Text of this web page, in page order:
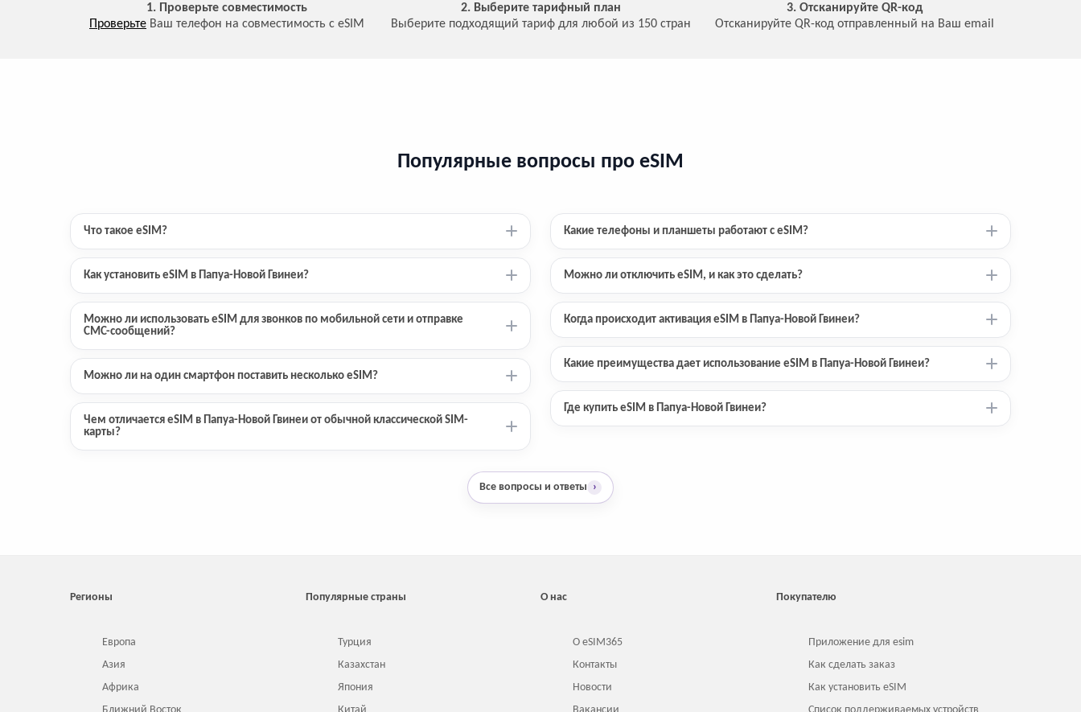
1. Проверьте совместимость
Проверьте Ваш телефон на совместимость с eSIM
2. Выберите тарифный план
Выберите подходящий тариф для любой из 150 стран
3. Отсканируйте QR-код
Отсканируйте QR-код отправленный на Ваш email
Популярные вопросы про eSIM
Что такое eSIM?
Как установить eSIM в Папуа-Новой Гвинеи?
Можно ли использовать eSIM для звонков по мобильной сети и отправке
СМС-сообщений?
Можно ли на один смартфон поставить несколько eSIM?
Чем отличается eSIM в Папуа-Новой Гвинеи от обычной классической SIM-
карты?
Какие телефоны и планшеты работают с eSIM?
Можно ли отключить eSIM, и как это сделать?
Когда происходит активация eSIM в Папуа-Новой Гвинеи?
Какие преимущества дает использование eSIM в Папуа-Новой Гвинеи?
Где купить eSIM в Папуа-Новой Гвинеи?
Все вопросы и ответы ›
Регионы
Европа
Азия
Африка
Популярные страны
Турция
Казахстан
Япония
О нас
О eSIM365
Контакты
Новости
Покупателю
Приложение для esim
Как сделать заказ
Как установить eSIM